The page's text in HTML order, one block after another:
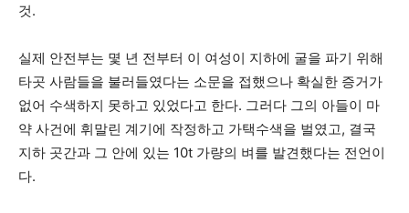
것.
실제 안전부는 몇 년 전부터 이 여성이 지하에 굴을 파기 위해
타곳 사람들을 불러들였다는 소문을 접했으나 확실한 증거가
없어 수색하지 못하고 있었다고 한다. 그러다 그의 아들이 마
약 사건에 휘말린 계기에 작정하고 가택수색을 벌였고, 결국
지하 곳간과 그 안에 있는 10t 가량의 벼를 발견했다는 전언이
다.